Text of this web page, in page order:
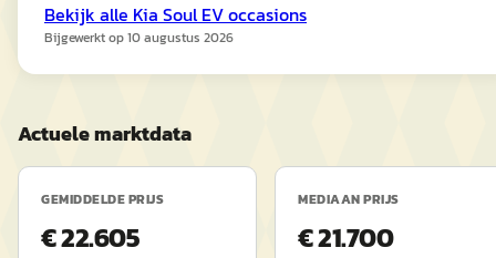
Bekijk alle Kia Soul EVoccasions
Bijgewerkt op10 augustus 2026
Actuele marktdata
GEMIDDELDE PRIJS
€ 22.605
MEDIAAN PRIJS
€ 21.700